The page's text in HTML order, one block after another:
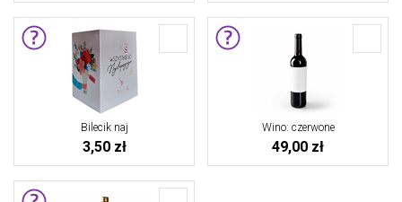
Bilecik naj
3,50 zł
Wino: czerwone
49,00 zł